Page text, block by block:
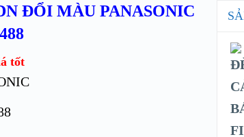
ĐỔI MÀU PANASONIC
tốt